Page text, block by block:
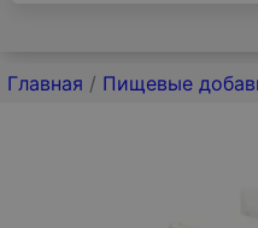
Главная / Пищевые